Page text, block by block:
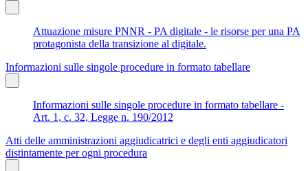
Attuazione misure PNNR - PA digitale - le risorse per una PA
protagonista della transizione al digitale.
Informazioni sulle singole procedure in formato tabellare
Informazioni sulle singole procedure in formato tabellare -
Art. 1, c. 32, Legge n. 190/2012
Atti delle amministrazioni aggiudicatrici e degli enti aggiudicatori
distintamente per ogni procedura